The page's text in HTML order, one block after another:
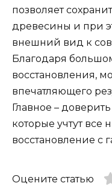
позволяет
древесины и при
внешний вид к
Благодаря
восстановления,
впечатляющего
Главное –
которые учтут
восстановление с
Оцените статью